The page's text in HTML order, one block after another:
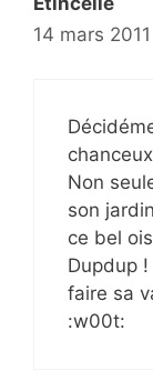
14 mars
Non
son
ce bel
Dupdup
faire sa
:w00t: